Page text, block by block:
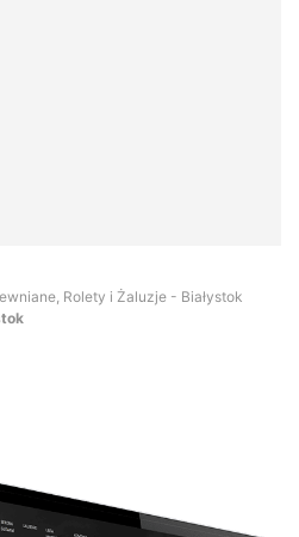
Rolety i Żaluzje - Białystok